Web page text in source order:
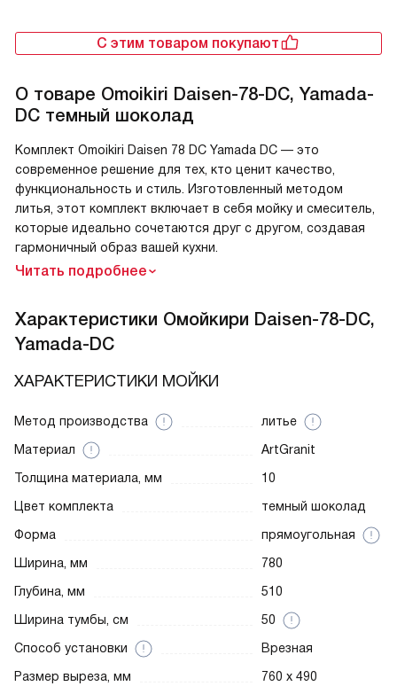
С этим товаром покупают
О товаре Omoikiri Daisen-78-DC, Yamada-
DC темный шоколад
Комплект Omoikiri Daisen 78 DC Yamada DC — это
современное решение для тех, кто ценит качество,
функциональность и стиль. Изготовленный методом
литья, этот комплект включает в себя мойку и смеситель,
которые идеально сочетаются друг с другом, создавая
гармоничный образ вашей кухни.
Читать подробнее
Характеристики Омойкири Daisen-78-DC,
Yamada-DC
ХАРАКТЕРИСТИКИ МОЙКИ
Метод производства
литье
Материал
ArtGranit
Толщина материала, мм
10
Цвет комплекта
темный шоколад
Форма
прямоугольная
Ширина, мм
780
Глубина, мм
510
Ширина тумбы, см
50
Способ установки
Врезная
Размер выреза, мм
760 x 490